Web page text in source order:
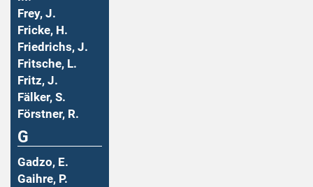
Frey, J.
Fricke, H.
Friedrichs, J.
Fritsche, L.
Fritz, J.
Fälker, S.
Förstner, R.
G
Gadzo, E.
Gaihre, P.